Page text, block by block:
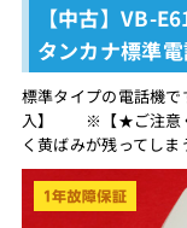
【中古】VB-
タンカナ標準
標準タイプの電話機
入】 ※【★ご注意く
く黄ばみが残ってし